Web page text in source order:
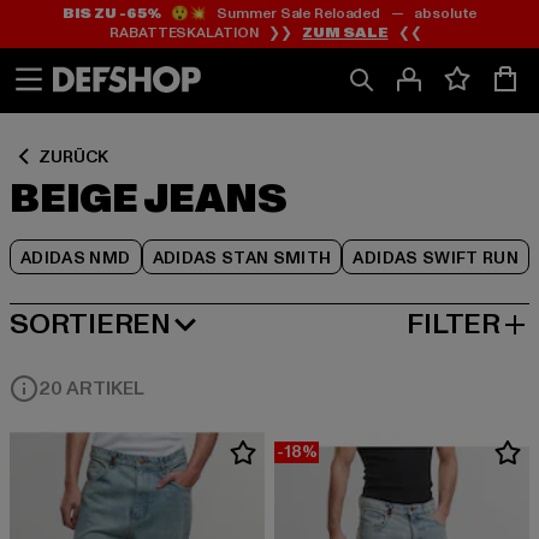
Zum
Inhalt
springen
Zum
Fußzeile
springen
BIS ZU -65%😲💥 Summer Sale Reloaded — absolute
RABATTESKALATION ❯❯ ZUM SALE ❮❮
ZURÜCK
BEIGE JEANS
ADIDAS NMD ADIDAS STAN SMITH ADIDAS SWIFT RUN
Zum
Produktraster
springen
SORTIEREN
BELIEBTESTE FILTER
20 ARTIKEL
-18%